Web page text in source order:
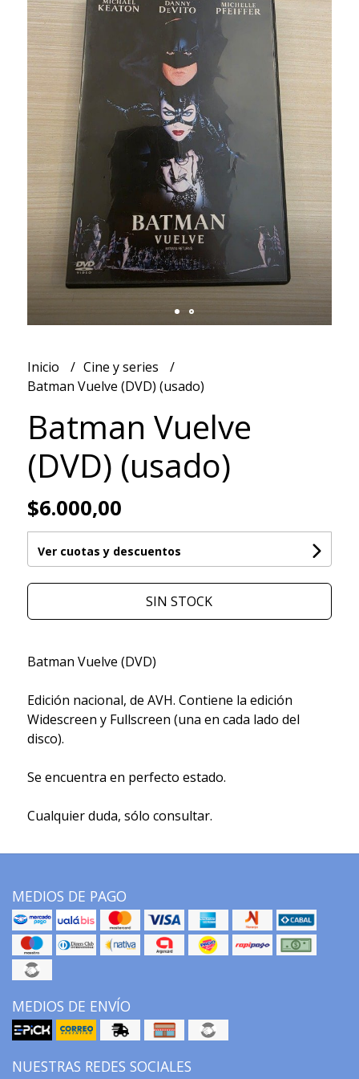
Inicio
Cine y series
Batman Vuelve (DVD) (usado)
Batman Vuelve
(DVD) (usado)
$6.000,00
Ver cuotas y descuentos
SIN STOCK
Batman Vuelve (DVD)
Edición nacional, de AVH. Contiene la edición
Widescreen y Fullscreen (una en cada lado del
disco).
Se encuentra en perfecto estado.
Cualquier duda, sólo consultar.
MEDIOS DE PAGO
MEDIOS DE ENVÍO
NUESTRAS REDES SOCIALES